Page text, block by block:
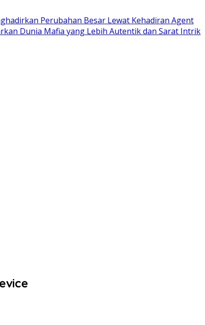
Perubahan Besar Lewat Kehadiran Agent
Dunia Mafia yang Lebih Autentik dan Sarat Intrik